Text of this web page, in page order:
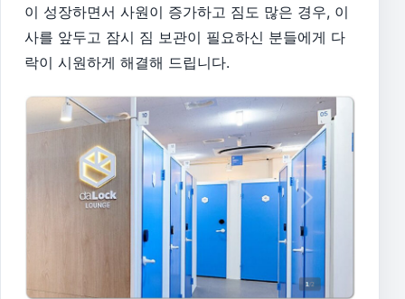
이 성장하면서 사원이 증가하고 짐도 많은 경우, 이
사를 앞두고 잠시 짐 보관이 필요하신 분들에게 다
락이 시원하게 해결해 드립니다.